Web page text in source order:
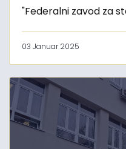
"Federalni zavod za
03 Januar 2025